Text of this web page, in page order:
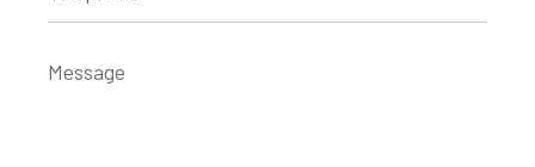
Message
*